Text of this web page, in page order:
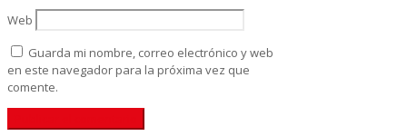
Web
Guarda mi nombre, correo electrónico y web
en este navegador para la próxima vez que
comente.